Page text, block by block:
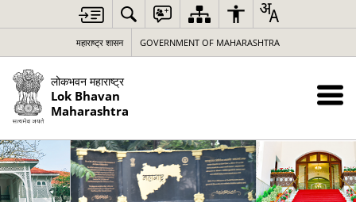
महाराष्ट्र शासन GOVERNMENT OF MAHARASHTRA
लोकभवन महाराष्ट्र
Lok Bhavan
Maharashtra